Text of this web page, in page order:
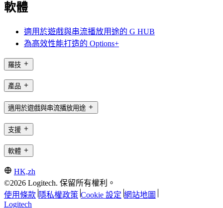
軟體
適用於遊戲與串流播放用途的 G HUB
為高效性能打造的 Options+
羅技
產品
適用於遊戲與串流播放用途
支援
軟體
HK,zh
©2026 Logitech. 保留所有權利。
使用條款 隱私權政策 Cookie 設定 網站地圖
Logitech